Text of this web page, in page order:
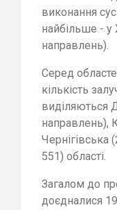
виконання
найбільше - у
направлень).
Серед
кількість
виділяються
направлень),
Чернігівська
551) області.
Загалом до
доєдналися 19